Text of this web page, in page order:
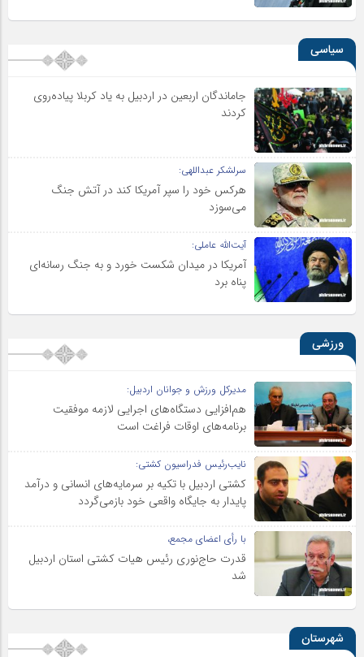
سیاسی
جاماندگان اربعین در اردبیل به یاد کربلا پیاده‌روی
کردند
سرلشکر عبداللهی:
هرکس خود را سپر آمریکا کند در آتش جنگ
می‌سوزد
آیت‌الله عاملی:
آمریکا در میدان شکست خورد و به جنگ رسانه‌ای
پناه برد
ورزشی
مدیرکل ورزش و جوانان اردبیل:
هم‌افزایی دستگاه‌های اجرایی لازمه موفقیت
برنامه‌های اوقات فراغت است
نایب‌رئیس فدراسیون کشتی:
کشتی اردبیل با تکیه بر سرمایه‌های انسانی و درآمد
پایدار به جایگاه واقعی خود بازمی‌گردد
با رأی اعضای مجمع،
قدرت حاج‌نوری رئیس هیات کشتی استان اردبیل
شد
شهرستان